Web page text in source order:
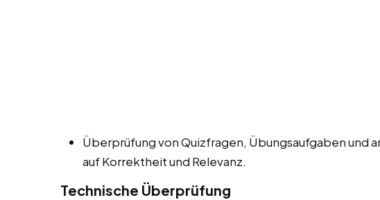
Überprüfung von Quizfragen, Übungsaufgaben und
auf Korrektheit und Relevanz.
Technische Überprüfung